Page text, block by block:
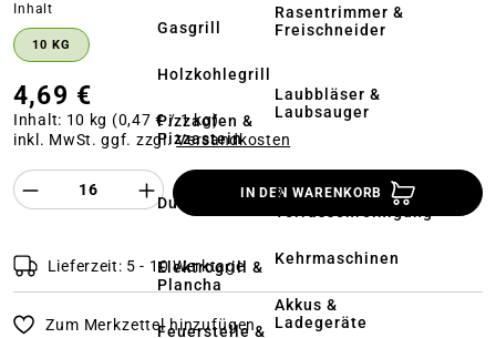
Gasgrill
Holzkohlegrill
Pizzaofen &
Pizzastein
Dutch Oven
Elektrogrill &
Plancha
Feuerstelle &
Rasentrimmer &
Freischneider
Laubbläser &
Laubsauger
&
Kehrmaschinen
Akkus &
Ladegeräte
Inhalt
10 KG
4,69 €
Inhalt: 10 kg (0,47 € / 1 kg)
inkl. MwSt. ggf. zzgl.Versandkosten
Produkt Anzahl des Produktes
IN DEN WARENKORB
Lieferzeit: 5 - 10 Werktage
Zum Merkzettel hinzufügen